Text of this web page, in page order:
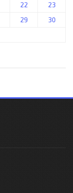
22
23
29
30